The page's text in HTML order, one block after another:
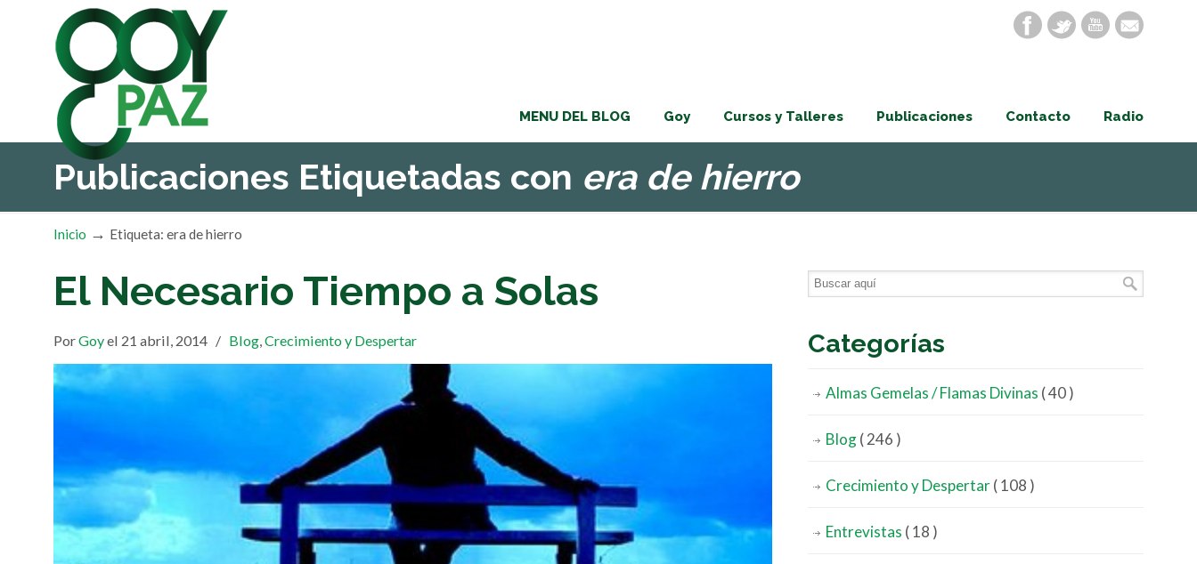
MENU DEL BLOG Goy Cursos y Talleres Publicaciones Contacto Radio
Publicaciones Etiquetadas con era de hierro
Inicio → Etiqueta: era de hierro
El Necesario Tiempo a Solas
PorGoyel 21 abril, 2014 / Blog,Crecimiento y Despertar Categorías
Almas Gemelas / Flamas Divinas ( 40 )
Blog( 246 )
Crecimiento y Despertar( 108 )
Entrevistas ( 18 )